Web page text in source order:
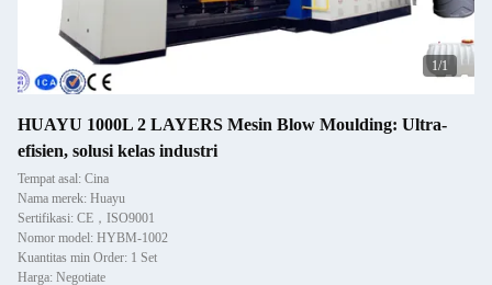
1/1
HUAYU 1000L 2 LAYERS Mesin Blow Moulding: Ultra-
efisien, solusi kelas industri
Tempat asal: Cina
Nama merek: Huayu
Sertifikasi: CE，ISO9001
Nomor model: HYBM-1002
Kuantitas min Order: 1 Set
Harga: Negotiate